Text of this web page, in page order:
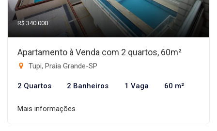
R$ 340.000
Apartamento à Venda com 2 quartos, 60m²
Tupi, Praia Grande-SP
2 Quartos 2 Banheiros 1 Vaga 60 m²
Mais informações